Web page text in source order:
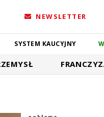
NEWSLETTER
SYSTEM KAUCYJNY